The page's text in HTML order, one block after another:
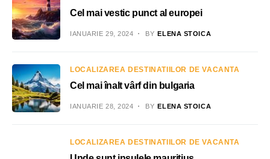
Cel mai vestic punct al europei
IANUARIE 29, 2024 BY ELENA STOICA
LOCALIZAREA DESTINATIILOR DE VACANTA
Cel mai înalt vârf din bulgaria
IANUARIE 28, 2024 BY ELENA STOICA
LOCALIZAREA DESTINATIILOR DE VACANTA